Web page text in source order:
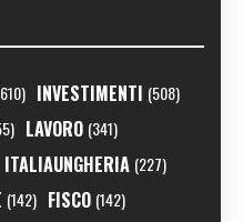
INVESTIMENTI (508)
LAVORO (341)
ITALIAUNGHERIA (227)
(142) FISCO (142)